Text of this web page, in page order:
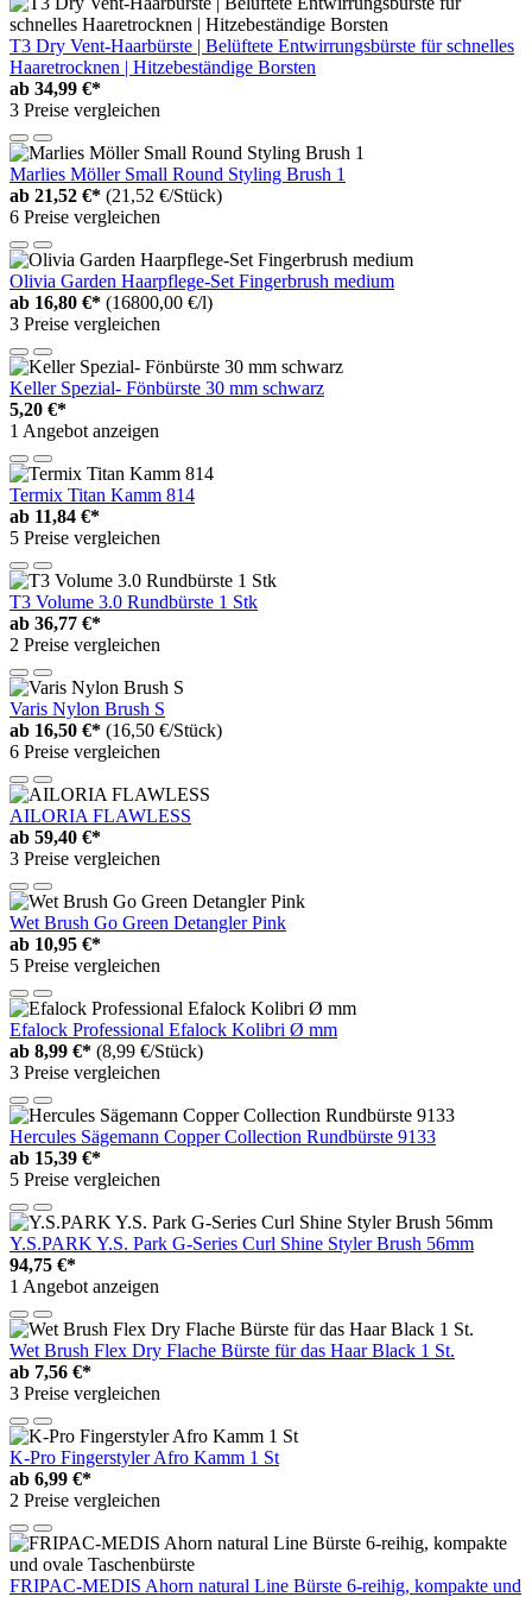
T3 Dry Vent-Haarbürste | Belüftete Entwirrungsbürste für schnelles
Haaretrocknen | Hitzebeständige Borsten
ab 34,99 €*
3 Preise vergleichen
Marlies Möller Small Round Styling Brush 1
ab 21,52 €* (21,52 €/Stück)
6 Preise vergleichen
Olivia Garden Haarpflege-Set Fingerbrush medium
ab 16,80 €* (16800,00 €/l)
3 Preise vergleichen
Keller Spezial- Fönbürste 30 mm schwarz
5,20 €*
1 Angebot anzeigen
Termix Titan Kamm 814
ab 11,84 €*
5 Preise vergleichen
T3 Volume 3.0 Rundbürste 1 Stk
ab 36,77 €*
2 Preise vergleichen
Varis Nylon Brush S
ab 16,50 €* (16,50 €/Stück)
6 Preise vergleichen
AILORIA FLAWLESS
ab 59,40 €*
3 Preise vergleichen
Wet Brush Go Green Detangler Pink
ab 10,95 €*
5 Preise vergleichen
Efalock Professional Efalock Kolibri Ø mm
ab 8,99 €* (8,99 €/Stück)
3 Preise vergleichen
Hercules Sägemann Copper Collection Rundbürste 9133
ab 15,39 €*
5 Preise vergleichen
Y.S.PARK Y.S. Park G-Series Curl Shine Styler Brush 56mm
94,75 €*
1 Angebot anzeigen
Wet Brush Flex Dry Flache Bürste für das Haar Black 1 St.
ab 7,56 €*
3 Preise vergleichen
K-Pro Fingerstyler Afro Kamm 1 St
ab 6,99 €*
2 Preise vergleichen
FRIPAC-MEDIS Ahorn natural Line Bürste 6-reihig, kompakte und